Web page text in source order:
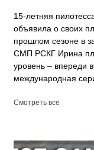
15-летняя
объявила о своих
прошлом сезоне в
СМП РСКГ Ирина
уровень – впереди
международная
Смотреть все